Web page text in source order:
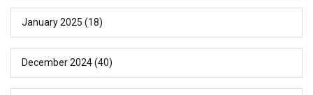
January 2025 (18)
December 2024(40)